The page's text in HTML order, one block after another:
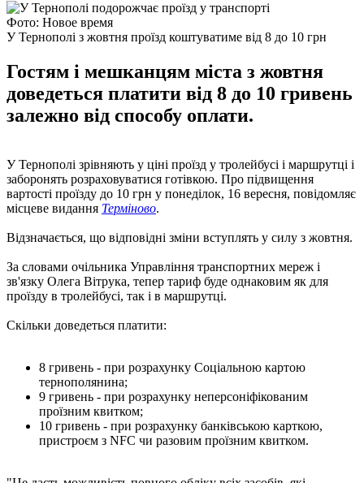
Фото: Новое время
У Тернополі з жовтня проїзд коштуватиме від 8 до 10 грн
Гостям і мешканцям міста з жовтня
доведеться платити від 8 до 10 гривень
залежно від способу оплати.
У Тернополі зрівняють у ціні проїзд у тролейбусі і маршрутці і
заборонять розраховуватися готівкою. Про підвищення
вартості проїзду до 10 грн у понеділок, 16 вересня, повідомляє
місцеве видання Терміново.
Відзначається, що відповідні зміни вступлять у силу з жовтня.
За словами очільника Управління транспортних мереж і
зв'язку Олега Вітрука, тепер тариф буде однаковим як для
проїзду в тролейбусі, так і в маршрутці.
Скільки доведеться платити:
8 гривень - при розрахунку Соціальною картою
тернополянина;
9 гривень - при розрахунку неперсоніфікованим
проїзним квитком;
10 гривень - при розрахунку банківською карткою,
пристроєм з NFC чи разовим проїзним квитком.